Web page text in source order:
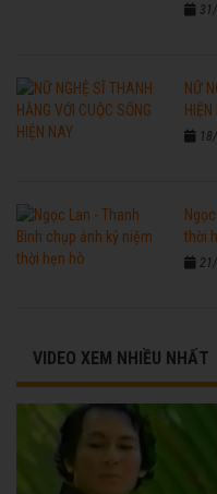
NỮ
HIỆN
thời
VIDEO XEM NHIỀU NHẤT